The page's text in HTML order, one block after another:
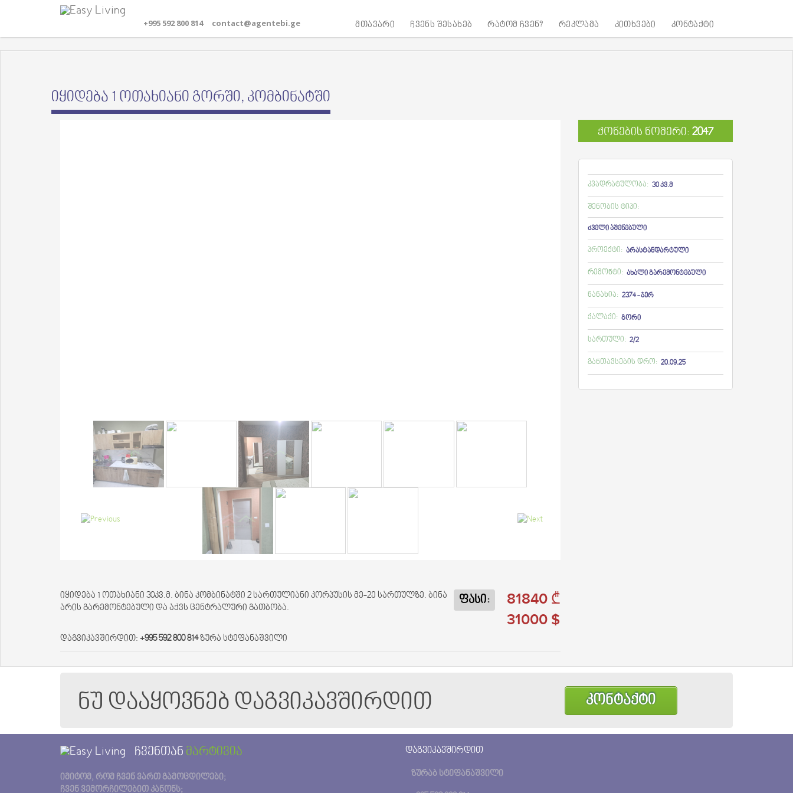
+995 592 800 814 contact@agentebi.ge მთავარი ჩვენს შესახებ რატომ ჩვენ? რეკლამა კითხვები კონტაქტი
იყიდება 1 ოთახიანი გორში, კომბინატში
81840 ₾
31000 $
ფასი:
იყიდება 1 ოთახიანი 30კვ.მ. ბინა კომბინატში 2 სართულიანი კორპუსის მე-2ე სართულზე. ბინა
არის გარემონტებული და აქვს ცენტრალური გათბობა.
დაგვიკავშირდით: +995 592 800 814ზურა სტეფანაშვილი
ქონების ნომერი: 2047
კვადრატულობა: 30 კვ.მ
შენობის ტიპი:
ძველი აშენებული
პროექტი: არასტანდარტული
რემონტი: ახალი გარემონტებული
ნანახია: 2374 - ჯერ
ქალაქი: გორი
სართული: 2/2
განთავსების დრო: 20.09.25
ნუ დააყოვნებ დაგვიკავშირდით კონტაქტი
ჩვენთან მარტივია
იმიტომ, რომ ჩვენ ვართ გამოცდილები;
ჩვენ ვემორჩილებით კანონს;
დაგვიკავშირდით
ზურაბ სტეფანაშვილი